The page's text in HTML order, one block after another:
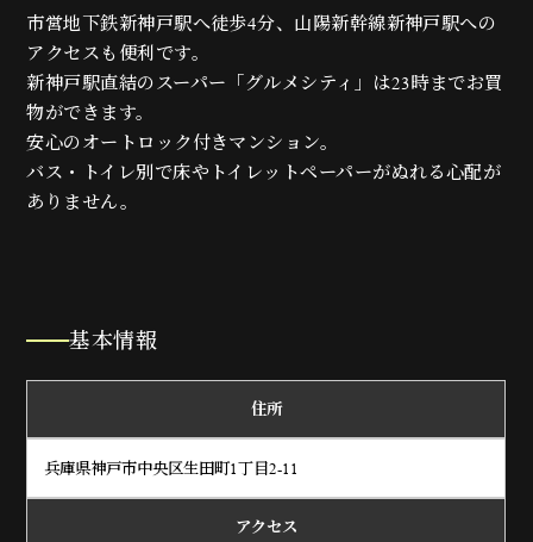
市営地下鉄新神戸駅へ徒歩4分、山陽新幹線新神戸駅への
アクセスも便利です。
新神戸駅直結のスーパー「グルメシティ」は23時までお買
物ができます。
安心のオートロック付きマンション。
バス・トイレ別で床やトイレットペーパーがぬれる心配が
ありません。
基本情報
住所
兵庫県神戸市中央区生田町1丁目2-11
アクセス